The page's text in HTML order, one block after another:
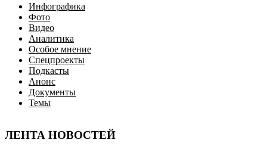
Инфографика
Фото
Видео
Аналитика
Особое мнение
Спецпроекты
Подкасты
Анонс
Документы
Темы
ЛЕНТА НОВОСТЕЙ